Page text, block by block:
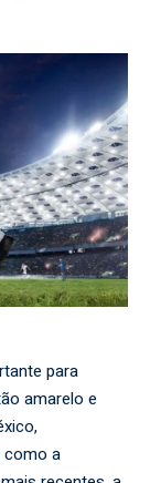
para
amarelo e
como a